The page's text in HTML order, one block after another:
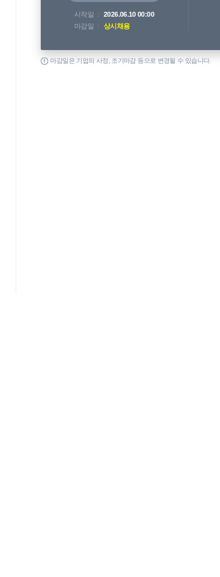
시작일
2026.06.10 00:00
마감일
상시채용
마감일은 기업의 사정, 조기마감 등으로 변경될 수 있습니다.